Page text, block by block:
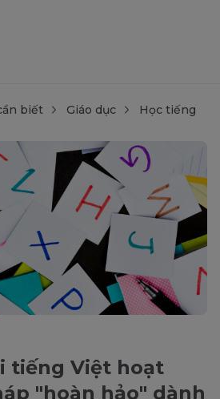
biết Giáo dục
Học tiếng
tiếng Việt hoạt
"hoàn hảo" dành